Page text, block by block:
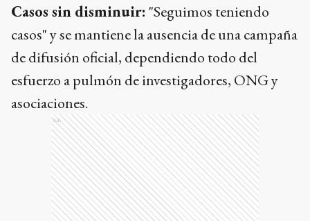
Casos sin disminuir: "Seguimos teniendo
casos" y se mantiene la ausencia de una campaña
de difusión oficial, dependiendo todo del
esfuerzo a pulmón de investigadores, ONG y
asociaciones.
Ads